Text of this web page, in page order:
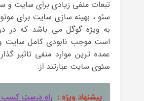
تبعات منفی زیادی برای سایت و
سئو ، بهینه سازی سایت برای
به ویژه گوگل می باشد که در
است موجب نابودی کامل سایت
عمده ترین موارد منفی تاثیر
سئوی سایت عبارتند از:
پیشنهاد ویژه : راه درست کسب